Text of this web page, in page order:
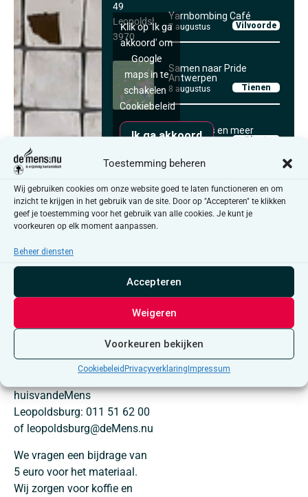
Toestemming beheren
Wij gebruiken cookies om onze website goed te laten functioneren en om
inzicht te krijgen in het gebruik van de site. Door op "Accepteren" te klikken
geef je toestemming voor het gebruik van alle cookies. Je kunt je
voorkeuren op elk moment aanpassen.
Beheer diensten
Accepteren
Weigeren
Voorkeuren bekijken
Cookiebeleid Privacyverklaring Impressum
49
Leopoldsburg,
3970
Klik op 'Ik ga
akkoord' om
Google
maps in te
schakelen
Cookiebeleid
Ik ga akkoord
Elke 1 maandag van de
maand maken we onder
begeleiding en ieder op zijn
kunstwerkje. In een
ontspannen sfeer komen we
tot leuke resultaten waar je
blij en enthousiast van
wordt. Laat je verrassen door
het thema van de workshop.
Welkom!
huisvandeMens
Leopoldsburg: 011 51 62 00
of leopoldsburg@deMens.nu
We vragen een bijdrage van
5 euro voor het materiaal.
Wij zorgen voor koffie en
Yarnbombing Café
7 augustus Vilvoorde
Samen naar Pride
Antwerpen
8 augustus Tienen
Koffieklets en meer
Diest
Alle activiteiten